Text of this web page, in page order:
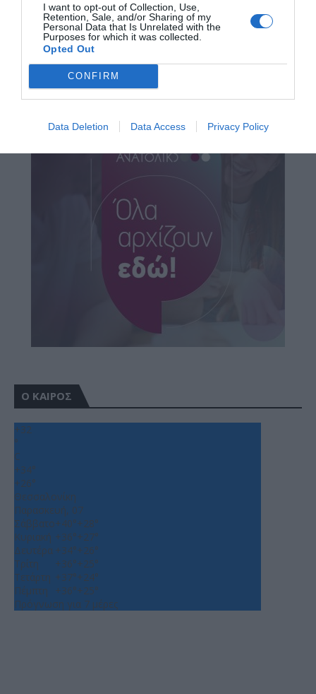
I want to opt-out of Collection, Use,
Retention, Sale, and/or Sharing of my
Personal Data that Is Unrelated with the
Purposes for which it was collected.
Opted Out
CONFIRM
Data Deletion Data Access Privacy Policy
Ο ΚΑΙΡΟΣ
+32
°
C
+34°
+26°
Θεσσαλονίκη
Παρασκευή, 07
Σάββατο+40°+28°
Κυριακή +36°+27°
Δευτέρα +34°+26°
Τρίτη
+36°+25°
Τετάρτη +37°+24°
Πέμπτη
+36°+25°
Πρόγνωση για 7 μέρες